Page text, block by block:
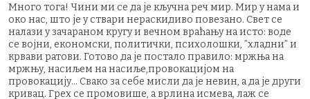
Много тога! Чини ми се да је кључна реч мир. Мир у нама и
око нас, што је у ствари нераскидиво повезано. Свет се
налази у зачараном кругу и вечном враћању на исто: воде
се војни, економски, политички, психолошки, ”хладни” и
крвави ратови. Готово да је постало правило: мржња на
мржњу, насиљем на насиље,провокацијом на
провокацију… Свако за себе мисли да је невин, а да је други
кривац. Грех се промовише, а врлина исмева, лаж се